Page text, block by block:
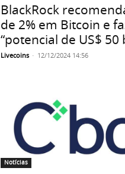
BlackRock
de 2% em Bitcoin e
“potencial de US$ 50
Livecoins - 12/12/2024 14:56
Notícias